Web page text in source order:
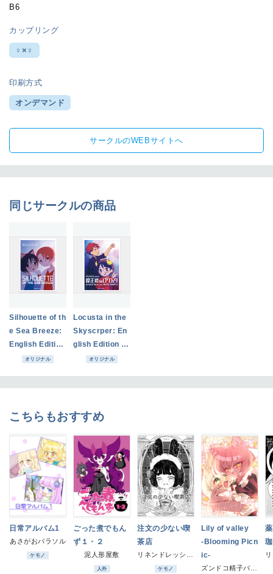
B6
カップリング
♀×♀
印刷方式
オンデマンド
サークルのWEBサイトへ
同じサークルの商品
Silhouette of th
e Sea Breeze:
English Edition
(Paperback)
オリジナル
Locusta in the
Skyscrper: En
glish Edition (P
aperback)
オリジナル
こちらもおすすめ
日常アルバム1
あさがおパラソル
ケモノ
ごった煮でもん
ず１・２
泥人形屋敷
人外
注文の少ない喫
茶店
ケモノ
Lily of valley
-Blooming Picn
ic-